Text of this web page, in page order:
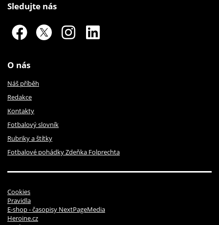
Sledujte nás
O nás
Náš příběh
Redakce
Kontakty
Fotbalový slovník
Rubriky a štítky
Fotbalové pohádky Zdeňka Folprechta
Cookies
Pravidla
E-shop - časopisy NextPageMedia
Heroine.cz